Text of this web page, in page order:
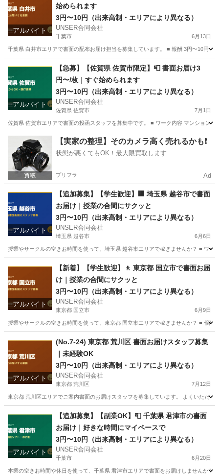
アルバイト
始められます
3円〜10円（出来高制・エリアにより異なる）
UNSER合同会社
千葉市 6月13日
千葉県 白井市エリアで書面の配布お届け担当を募集しています。 ■ 報酬 3円〜10円
ポスティング 合同会社
アルバイト
【急募】【佐賀県 佐賀市限定】📮 書面お届け3
円〜/枚｜すぐ始められます
3円〜10円（出来高制・エリアにより異なる）
UNSER合同会社
佐賀県 佐賀市 7月1日
佐賀県 佐賀市エリアで書面の投函スタッフを募集中です。 ■ ワーク内容 マンショ
ポスティング スタッフ
【実家の整理】そのカメラ高く売れるかも❗️
状態が悪くてもOK！最大限買取します
プリフラ Ad
アルバイト
【追加募集】【学生歓迎】🏢 埼玉県 越谷市で書面
お届け｜授業の合間にサクッと
3円〜10円（出来高制・エリアにより異なる）
UNSER合同会社
埼玉県 越谷市 6月6日
授業やサークルの空きお時間を使って、埼玉県 越谷市エリアで稼ぎませんか？ ■ ワ
ポスティング 合同会社
アルバイト
【新着】【学生歓迎】🚶 東京都 国立市で書面お届
け｜授業の合間にサクッと
3円〜10円（出来高制・エリアにより異なる）
UNSER合同会社
東京都 国立市 6月9日
授業やサークルの空きお時間を使って、東京都 国立市エリアで稼ぎませんか？ ■ 報
ポスティング 合同会社
アルバイト
(No.7-24) 東京都 荒川区 書面お届けスタッフ募集
｜未経験OK
3円〜10円（出来高制・エリアにより異なる）
UNSER合同会社
東京都 荒川区 7月12日
東京都 荒川区エリアでご案内書面のお届けスタッフを募集しています。 よくいただ
ポスティング スタッフ
アルバイト
【追加募集】【副業OK】📮 千葉県 君津市の書面
お届け｜好きな時間にマイペースで
3円〜10円（出来高制・エリアにより異なる）
UNSER合同会社
千葉市 6月20日
本業の空きお時間や休日を使って、千葉県 君津市エリアで書面をお届けしませんか